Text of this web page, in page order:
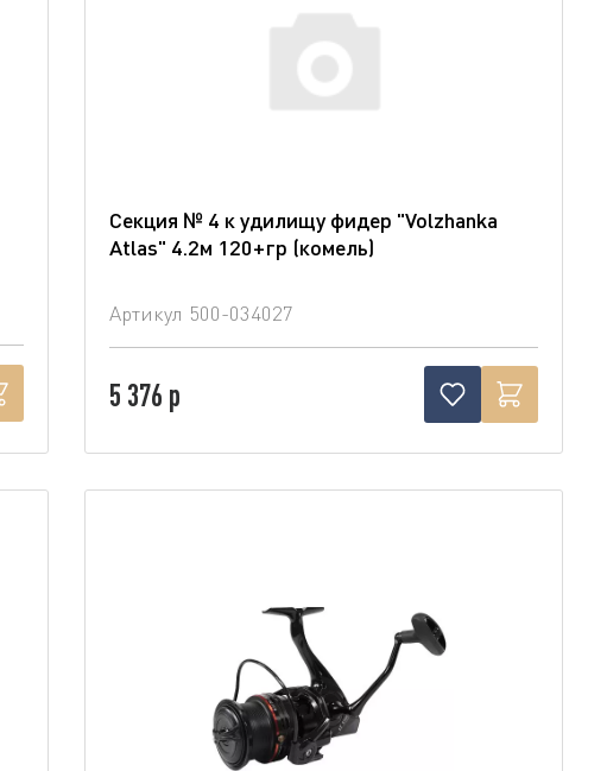
Секция № 4 к удилищу фидер "Volzhanka
Atlas" 4.2м 120+гр (комель)
Артикул 500-034027
5 376 р